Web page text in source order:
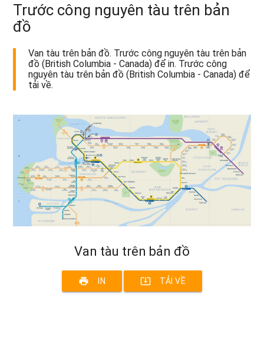
Trước công nguyên tàu trên bản
đồ
Van tàu trên bản đồ. Trước công nguyên tàu trên bản
đồ (British Columbia - Canada) để in. Trước công
nguyên tàu trên bản đồ (British Columbia - Canada) để
tải về.
Van tàu trên bản đồ
print IN system_update_alt TẢI VỀ